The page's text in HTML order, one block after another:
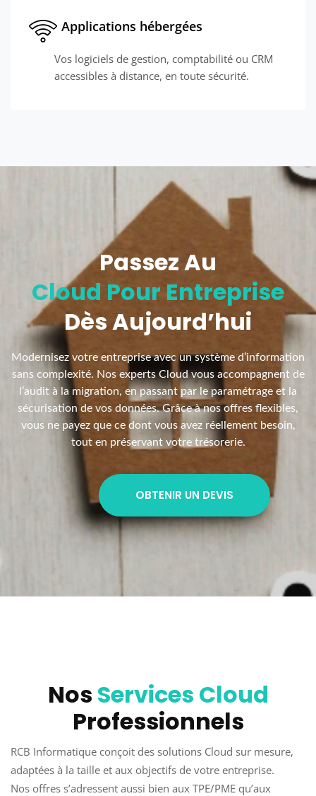
Applications hébergées
Vos logiciels de gestion, comptabilité ou CRM
accessibles à distance, en toute sécurité.
Passez Au
Cloud Pour Entreprise
Dès Aujourd’hui
Modernisez votre entreprise avec un système d’information
sans complexité. Nos experts Cloud vous accompagnent de
l’audit à la migration, en passant par le paramétrage et la
sécurisation de vos données. Grâce à nos offres flexibles,
vous ne payez que ce dont vous avez réellement besoin,
tout en préservant votre trésorerie.
OBTENIR UN DEVIS
Nos Services Cloud
Professionnels
RCB Informatique conçoit des solutions Cloud sur mesure,
adaptées à la taille et aux objectifs de votre entreprise.
Nos offres s’adressent aussi bien aux TPE/PME qu’aux